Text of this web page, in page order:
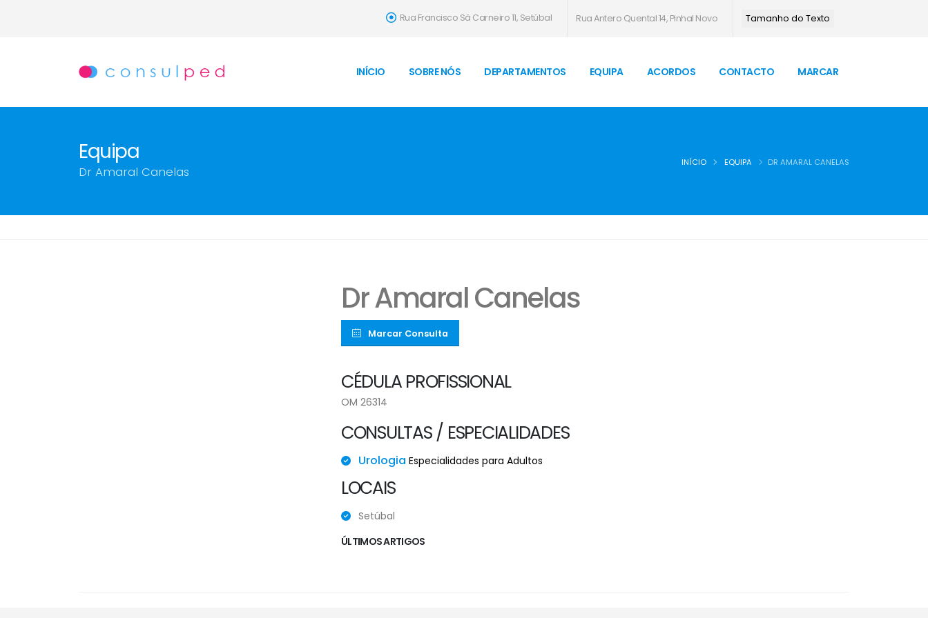
Rua Francisco Sá Carneiro 11, Setúbal Rua Antero Quental 14, Pinhal Novo Tamanho do Texto
INÍCIO SOBRE NÓS DEPARTAMENTOS EQUIPA ACORDOS CONTACTO MARCAR
Equipa
Dr Amaral Canelas
INÍCIO EQUIPA DR AMARAL CANELAS
Dr Amaral Canelas
Marcar Consulta
CÉDULA PROFISSIONAL
OM 26314
CONSULTAS / ESPECIALIDADES
Urologia Especialidades para Adultos
LOCAIS
Setúbal
ÚLTIMOS ARTIGOS